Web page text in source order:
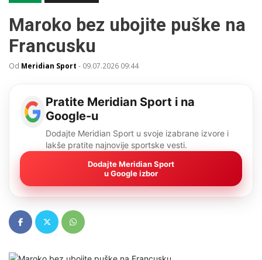
Maroko bez ubojite puške na
Francusku
Od Meridian Sport - 09.07.2026 09:44
Pratite Meridian Sport i na
Google-u
Dodajte Meridian Sport u svoje izabrane izvore i
lakše pratite najnovije sportske vesti.
Dodajte Meridian Sport
u Google izbor